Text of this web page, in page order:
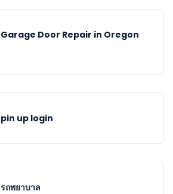
Garage Door Repair in Oregon
pin up login
รถพยาบาล